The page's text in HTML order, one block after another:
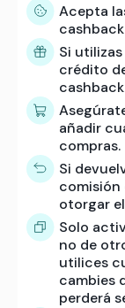
Acepta
Si
crédito
añadir
compras.
Si
comisión
otorgar
Solo
no de
utilices
cambies
perderá